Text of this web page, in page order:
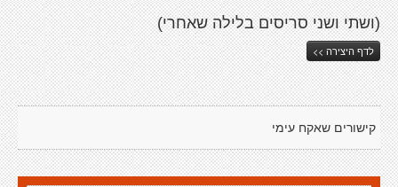
(ושתי ושני סריסים בלילה שאחרי)
לדף היצירה >>
קישורים שאקח עימי